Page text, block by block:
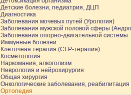
Детские болезни, педиатрия, ДЦП
Диагностика
Заболевания мочевых путей (Урология)
Заболевания мужской половой сферы
Заболевания опорно-двигательной системы
Иммунные болезни
Клеточная терапия (CLP-терапия)
Косметология
Наркомания, алкоголизм
Неврология и нейрохирургия
Общая хирургия
Онкологические заболевания, реабилитация
Ортопедия